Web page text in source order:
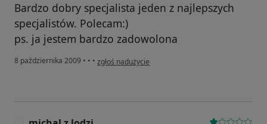
Bardzo dobry specjalista jeden z najlepszych
specjalistów. Polecam:)
ps. ja jestem bardzo zadowolona
8 października 2009 • • • w opinii użytkownika Ona
zgłoś nadużycie